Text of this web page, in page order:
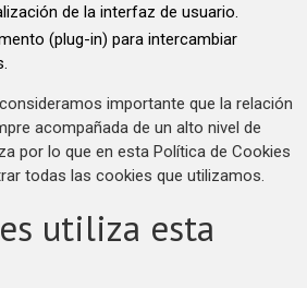
de la interfaz de usuario.
(plug-in) para intercambiar
importante que la relación
acompañada de un alto nivel de
por lo que en esta Política de Cookies
todas las cookies que utilizamos.
utiliza esta